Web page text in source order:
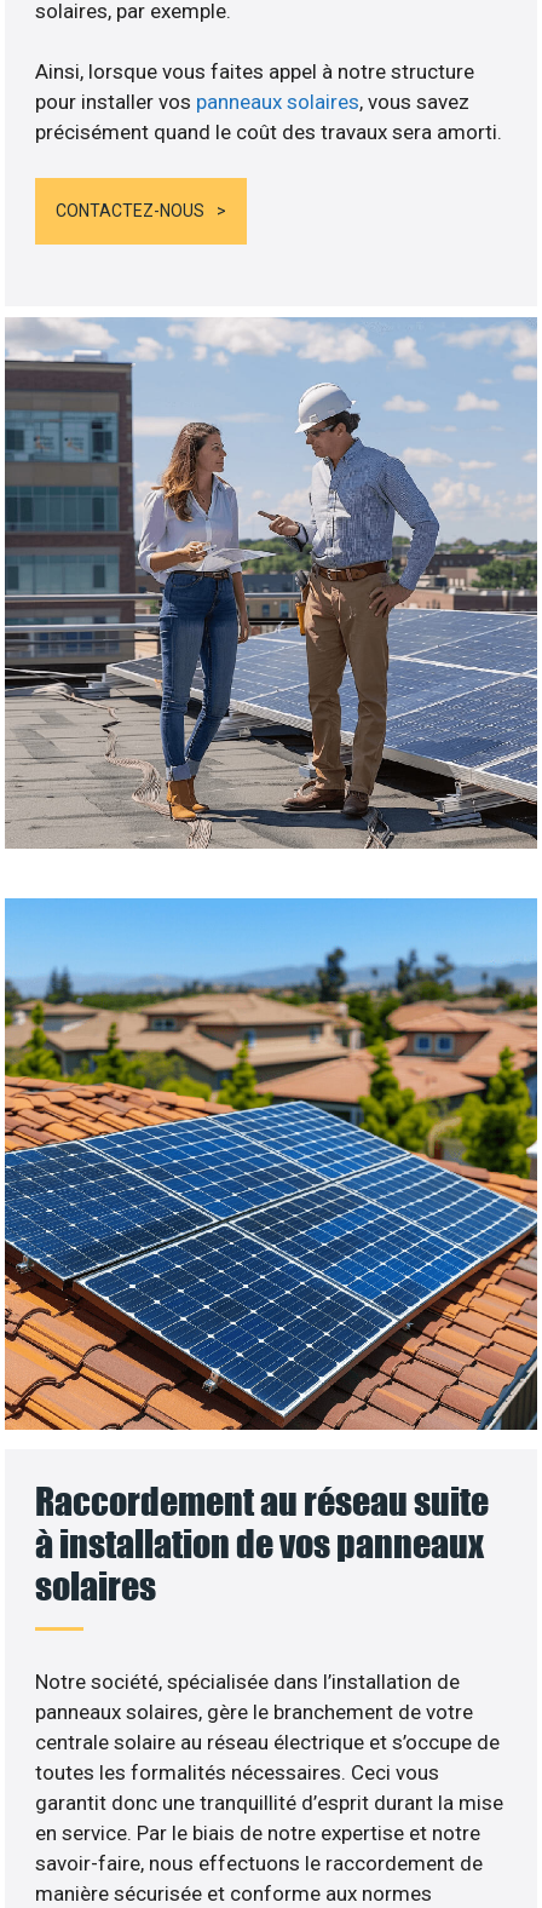
solaires, par exemple.
Ainsi, lorsque vous faites appel à notre structure
pour installer vos panneaux solaires, vous savez
précisément quand le coût des travaux sera amorti.
CONTACTEZ-NOUS
Raccordement au réseau suite
à installation de vos panneaux
solaires
Notre société, spécialisée dans l’installation de
panneaux solaires, gère le branchement de votre
centrale solaire au réseau électrique et s’occupe de
toutes les formalités nécessaires. Ceci vous
garantit donc une tranquillité d’esprit durant la mise
en service. Par le biais de notre expertise et notre
savoir-faire, nous effectuons le raccordement de
manière sécurisée et conforme aux normes